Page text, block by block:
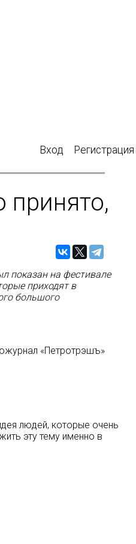
Вход Регистрация
принято,
показан на фестивале
приходят в
большого
«Петротрэшъ»
людей, которые очень
эту тему именно в